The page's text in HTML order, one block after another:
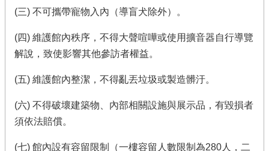
(三) 不可攜帶寵物入內（導盲犬除外）。
(四) 維護館內秩序，不得大聲喧嘩或使用擴音器自行導覽
解說，致使影響其他參訪者權益。
(五) 維護館內整潔，不得亂丟垃圾或製造髒汙。
(六) 不得破壞建築物、內部相關設施與展示品，有毀損者
須依法賠償。
(七) 館內設有容留限制（一樓容留人數限制為280人，二